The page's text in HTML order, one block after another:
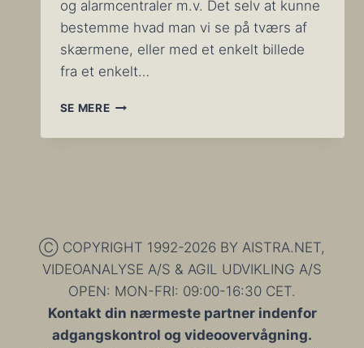
og alarmcentraler m.v. Det selv at kunne
bestemme hvad man vi se på tværs af
skærmene, eller med et enkelt billede
fra et enkelt…
SE MERESAMLET
OG
PÅ
UDDANNELSER
Ⓒ COPYRIGHT 1992-2026 BY AISTRA.NET,
VIDEOANALYSE A/S & AGIL UDVIKLING A/S
OPEN: MON-FRI: 09:00-16:30 CET.
Kontakt din nærmeste partner indenfor
adgangskontrol og videoovervågning.